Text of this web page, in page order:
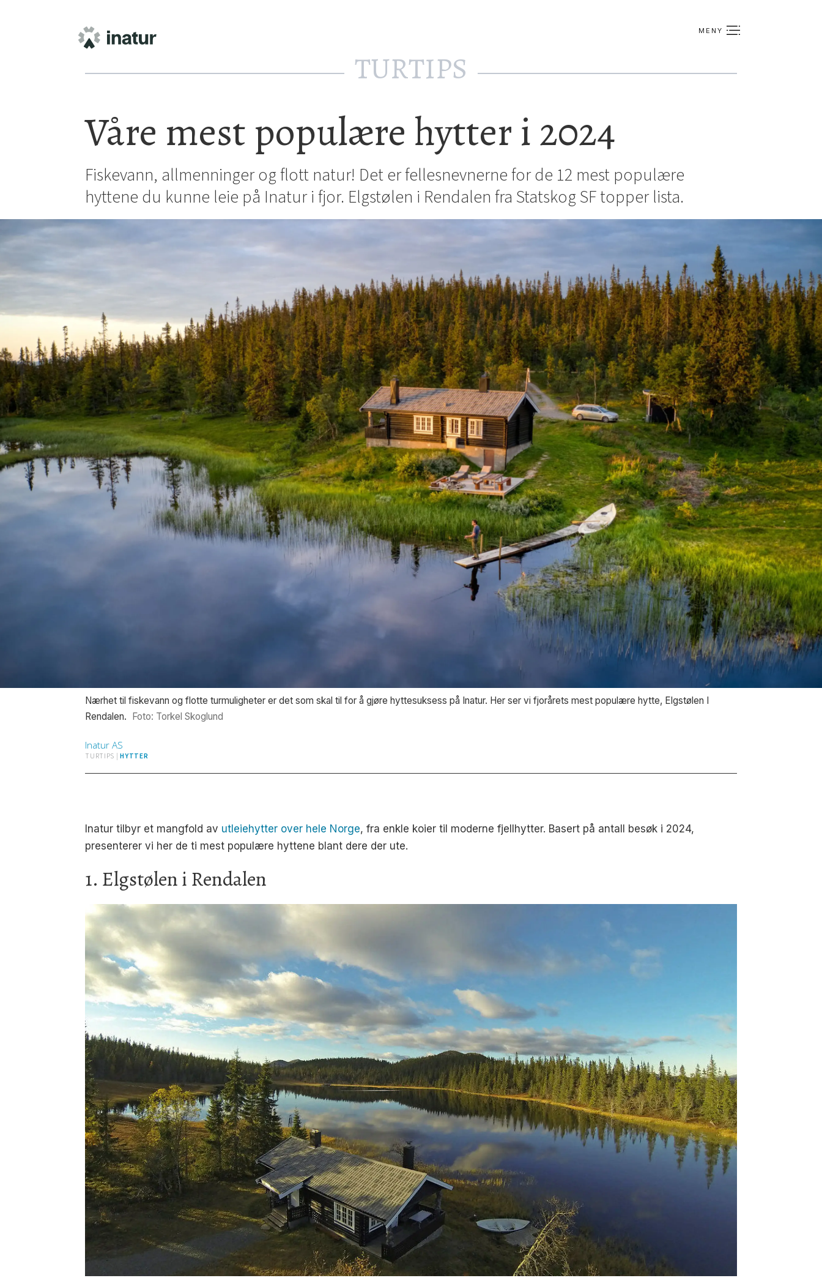
TURTIPS
Våre mest populære hytter i 2024
Fiskevann, allmenninger og flott natur! Det er fellesnevnerne for de 12 mest populære
hyttene du kunne leie på Inatur i fjor. Elgstølen i Rendalen fra Statskog SF topper lista.
Nærhet til fiskevann og flotte turmuligheter er det som skal til for å gjøre hyttesuksess på Inatur. Her ser vi fjorårets mest populære hytte, Elgstølen I
Rendalen.
Foto: Torkel Skoglund
Inatur AS
TURTIPS |HYTTER
Inatur tilbyr et mangfold av utleiehytter over hele Norge, fra enkle koier til moderne fjellhytter. Basert på antall besøk i 2024,
presenterer vi her de ti mest populære hyttene blant dere der ute.
1. Elgstølen i Rendalen